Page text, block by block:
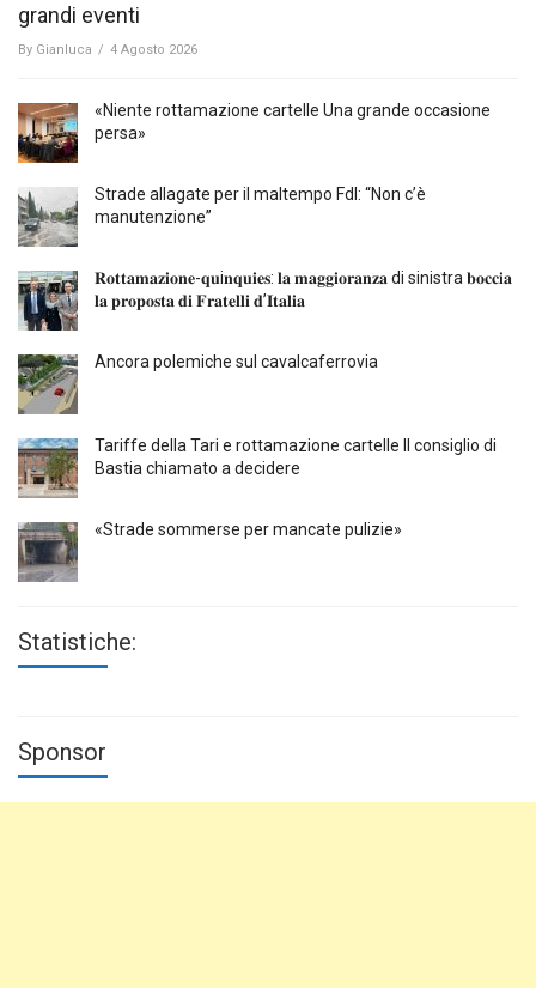
grandi eventi
By Gianluca / 4 Agosto 2026
«Niente rottamazione cartelle Una grande occasione
persa»
Strade allagate per il maltempo FdI: “Non c’è
manutenzione”
𝐑𝐨𝐭𝐭𝐚𝐦𝐚𝐳𝐢𝐨𝐧𝐞-𝐪𝐮i𝐧𝐪𝐮𝐢𝐞𝐬: 𝐥𝐚 𝐦𝐚𝐠𝐠𝐢𝐨𝐫𝐚𝐧𝐳𝐚 di sinistra 𝐛𝐨𝐜𝐜𝐢𝐚
𝐥𝐚 𝐩𝐫𝐨𝐩𝐨𝐬𝐭𝐚 𝐝𝐢 𝐅𝐫𝐚𝐭𝐞𝐥𝐥𝐢 𝐝’𝐈𝐭𝐚𝐥𝐢𝐚
Ancora polemiche sul cavalcaferrovia
Tariffe della Tari e rottamazione cartelle Il consiglio di
Bastia chiamato a decidere
«Strade sommerse per mancate pulizie»
Statistiche:
Sponsor